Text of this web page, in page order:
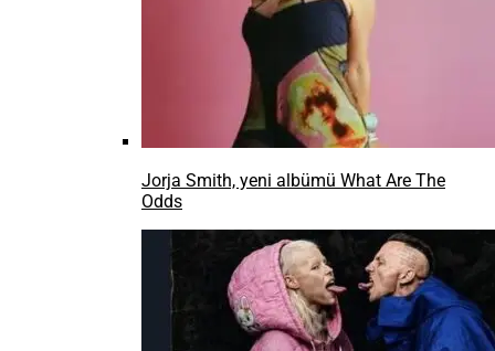
Jorja Smith, yeni albümü What Are The
Odds